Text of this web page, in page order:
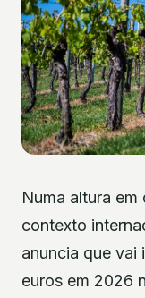
Numa altura
contexto
anuncia que vai
euros em 2026